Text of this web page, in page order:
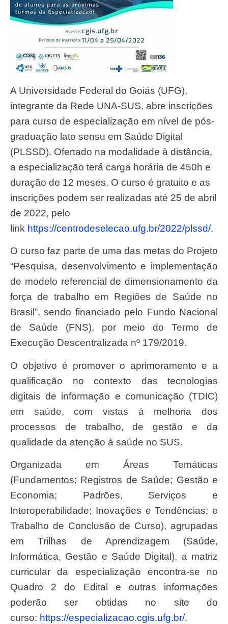
A Universidade Federal do Goiás (UFG),
integrante da Rede UNA-SUS, abre inscrições
para curso de especialização em nível de pós-
graduação lato sensu em Saúde Digital
(PLSSD). Ofertado na modalidade à distância,
a especialização terá carga horária de 450h e
duração de 12 meses. O curso é gratuito e as
inscrições podem ser realizadas até 25 de abril
de 2022, pelo
link https://centrodeselecao.ufg.br/2022/plssd/.
O curso faz parte de uma das metas do Projeto
“Pesquisa, desenvolvimento e implementação
de modelo referencial de dimensionamento da
força de trabalho em Regiões de Saúde no
Brasil”, sendo financiado pelo Fundo Nacional
de Saúde (FNS), por meio do Termo de
Execução Descentralizada nº 179/2019.
O objetivo é promover o aprimoramento e a
qualificação no contexto das tecnologias
digitais de informação e comunicação (TDIC)
em saúde, com vistas à melhoria dos
processos de trabalho, de gestão e da
qualidade da atenção à saúde no SUS.
Organizada em Áreas Temáticas
(Fundamentos; Registros de Saúde; Gestão e
Economia; Padrões, Serviços e
Interoperabilidade; Inovações e Tendências; e
Trabalho de Conclusão de Curso), agrupadas
em Trilhas de Aprendizagem (Saúde,
Informática, Gestão e Saúde Digital), a matriz
curricular da especialização encontra-se no
Quadro 2 do Edital e outras informações
poderão ser obtidas no site do
curso: https://especializacao.cgis.ufg.br/.